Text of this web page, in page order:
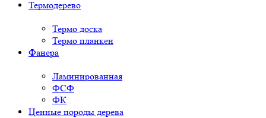
Термодерево
Термо доска
Термо планкен
Фанера
Ламинированная
ФСФ
ФК
Ценные породы дерева